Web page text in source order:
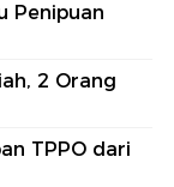
Penipuan
2 Orang
TPPO dari